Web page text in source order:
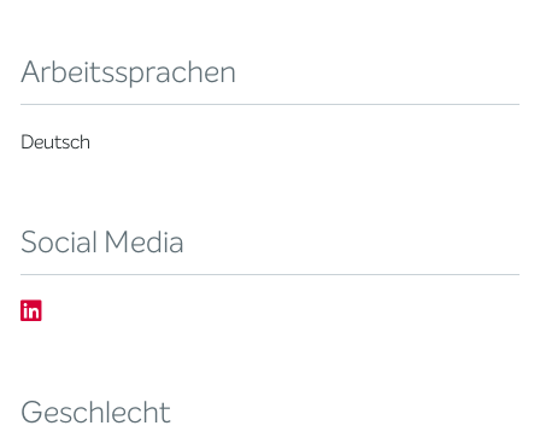
Arbeitssprachen
Deutsch
Social Media
Geschlecht